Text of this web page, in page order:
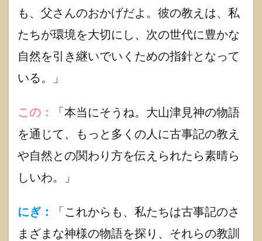
1.4.4
石長比
売（イ
ワナガ
ヒメ）
1.5
見神
(オオ
ヤマ
ツ
ミ)】
を主
祭神
る神
社紹
介
も、父さんのおかげだよ。彼の教えは、私
たちが環境を大切にし、次の世代に豊かな
自然を引き継いでいくための指針となって
いる。」
この：
「本当にそうね。大山津見神の物語
を通じて、もっと多くの人に古事記の教え
や自然との関わり方を伝えられたら素晴ら
しいわ。」
にぎ：
「これからも、私たちは古事記のさ
まざまな神様の物語を探り、それらの教訓